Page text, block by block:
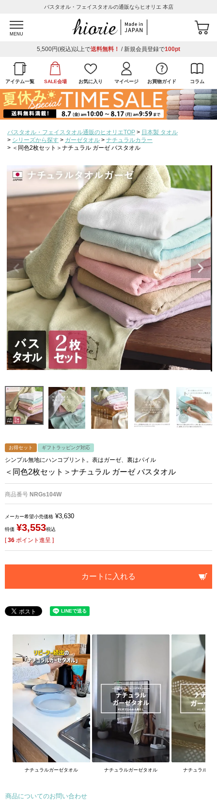
バスタオル・フェイスタオルの通販ならヒオリエ 本店
MENU
5,500円(税込)以上で送料無料！ / 新規会員登録で100pt
アイテム一覧 SALE会場 お気に入り マイページ お買物ガイド コラム
バスタオル・フェイスタオル通販のヒオリエTOP
日本製 タオル
シリーズから探す
ガーゼタオル
ナチュラルカラー
＜同色2枚セット＞ナチュラル ガーゼ バスタオル
お得セット ギフトラッピング対応
シンプル無地にハンコプリント。表はガーゼ、裏はパイル
＜同色2枚セット＞ナチュラル ガーゼ バスタオル
商品番号 NRGs104W
メーカー希望小売価格 ¥3,630
特価 ¥3,553税込
[36 ポイント進呈 ]
カートに入れる
ナチュラルガーゼタオル ナチュラルガーゼタオル ナチュラルガ
商品についてのお問い合わせ